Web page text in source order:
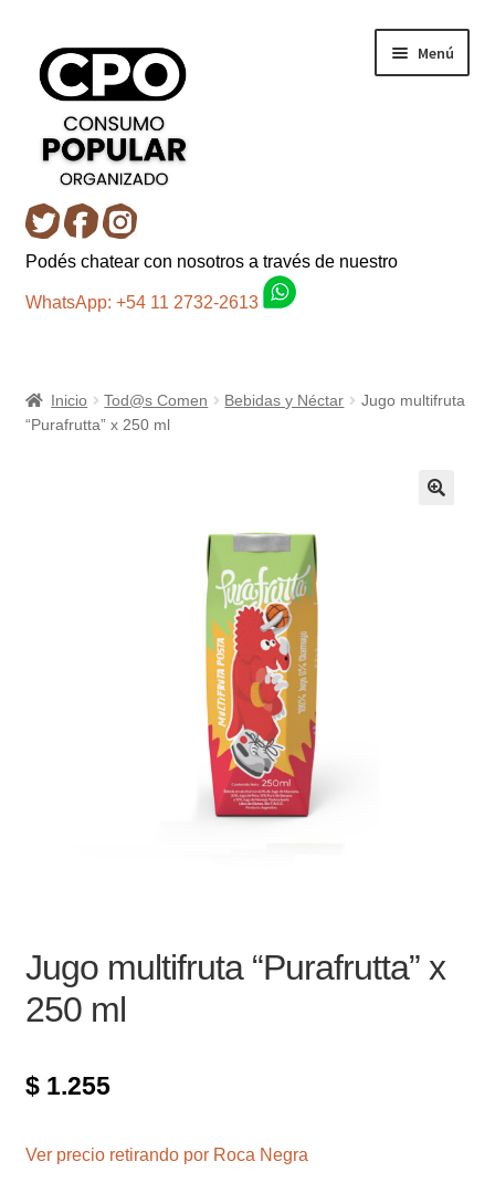
navegación
contenido
Menú
Inicio
Carro
Fondo AC
Retirando en Roca Negra
Sugerencias y consultas
Podés chatear con nosotros a través de nuestro
WhatsApp: +54 11 2732-2613
Inicio Tod@s Comen Bebidas y Néctar
Jugo multifruta
“Purafrutta” x 250 ml
Jugo multifruta “Purafrutta” x
250 ml
$1.255
Ver precio retirando por Roca Negra